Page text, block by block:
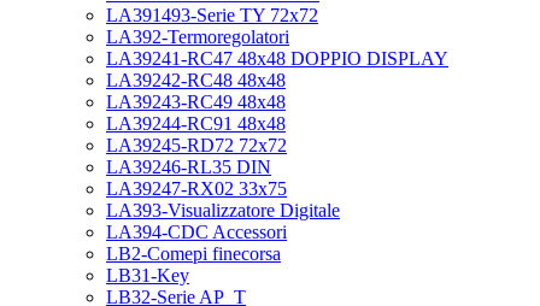
LA391493-Serie TY 72x72
LA392-Termoregolatori
LA39241-RC47 48x48 DOPPIO DISPLAY
LA39242-RC48 48x48
LA39243-RC49 48x48
LA39244-RC91 48x48
LA39245-RD72 72x72
LA39246-RL35 DIN
LA39247-RX02 33x75
LA393-Visualizzatore Digitale
LA394-CDC Accessori
LB2-Comepi finecorsa
LB31-Key
LB32-Serie AP_T